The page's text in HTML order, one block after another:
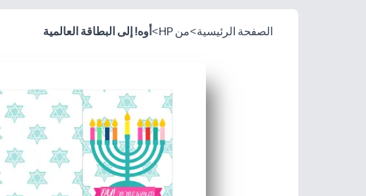
الصفحة الرئيسية>من HP >أوه! إلى البطاقة العالمية